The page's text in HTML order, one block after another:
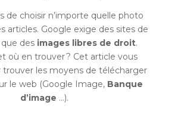
de choisir n’importe quelle photo
articles. Google exige des sites de
des images libres de droit.
où en trouver ? Cet article vous
trouver les moyens de télécharger
le web (Google Image, Banque
d’image …).